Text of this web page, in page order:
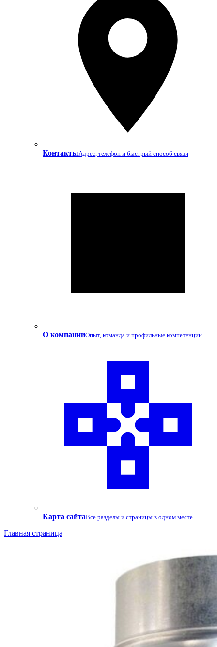
КонтактыАдрес, телефон и быстрый способ связи
О компанииОпыт, команда и профильные компетенции
Карта сайтаВсе разделы и страницы в одном месте
Главная страница